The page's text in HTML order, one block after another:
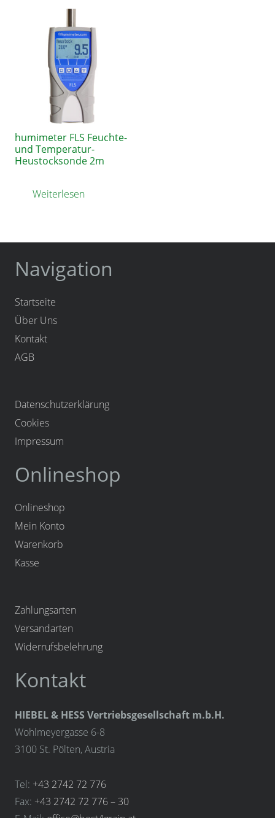
humimeter FLS Feuchte-
und Temperatur-
Heustocksonde 2m
Weiterlesen
Navigation
Startseite
Über Uns
Kontakt
AGB
Datenschutzerklärung
Cookies
Impressum
Onlineshop
Onlineshop
Mein Konto
Warenkorb
Kasse
Zahlungsarten
Versandarten
Widerrufsbelehrung
Kontakt
HIEBEL & HESS Vertriebsgesellschaft m.b.H.
Wohlmeyergasse 6-8
3100 St. Pölten, Austria
Tel: +43 2742 72 776
Fax: +43 2742 72 776 – 30